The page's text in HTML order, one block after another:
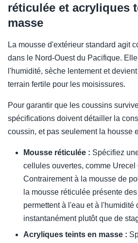
réticulée et acryliques
masse
La mousse d'extérieur standard agit
dans le Nord-Ouest du Pacifique.
l'humidité, sèche lentement et
terrain fertile pour les moisissures.
Pour garantir que les coussins
spécifications doivent détailler la
coussin, et pas seulement la housse
Mousse réticulée : Spécifiez
cellules ouvertes, comme Urecel
Contrairement à la mousse de
la mousse réticulée présente
permettent à l'eau et à l'humidité
instantanément plutôt que de
Acryliques teints en masse :